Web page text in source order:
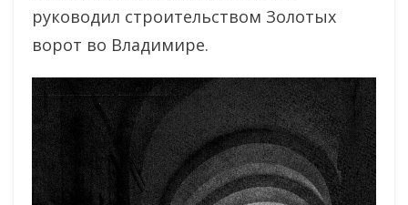
руководил строительством Золотых
ворот во Владимире.